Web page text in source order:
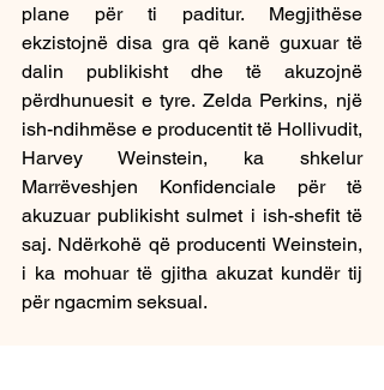
plane për ti paditur. Megjithëse
ekzistojnë disa gra që kanë guxuar të
dalin publikisht dhe të akuzojnë
përdhunuesit e tyre. Zelda Perkins, një
ish-ndihmëse e producentit të Hollivudit,
Harvey Weinstein, ka shkelur
Marrëveshjen Konfidenciale për të
akuzuar publikisht sulmet i ish-shefit të
saj. Ndërkohë që producenti Weinstein,
i ka mohuar të gjitha akuzat kundër tij
për ngacmim seksual.